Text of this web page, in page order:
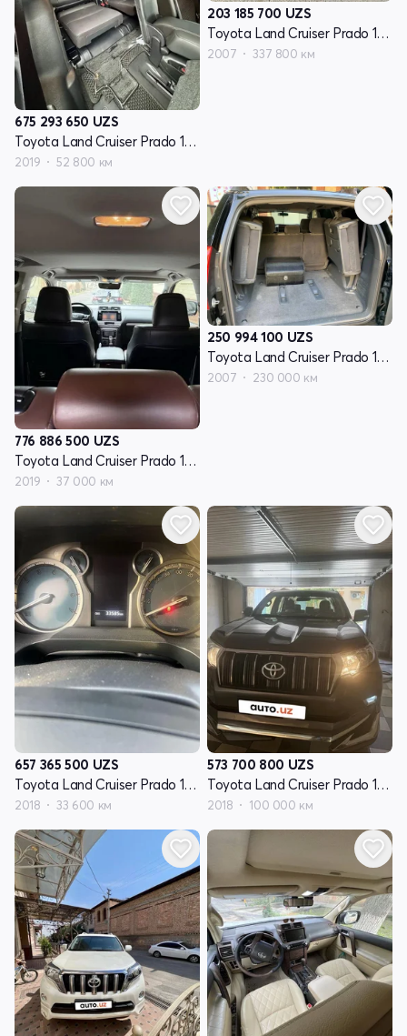
675 293 650 UZS
Toyota Land Cruiser Prado 150 Series рестайлинг 2
2019 52 800 км
203 185 700 UZS
Toyota Land Cruiser Prado 120 Series рестайлинг
2007 337 800 км
776 886 500 UZS
Toyota Land Cruiser Prado 150 Series рестайлинг 2
2019 37 000 км
250 994 100 UZS
Toyota Land Cruiser Prado 120 Series рестайлинг
2007 230 000 км
657 365 500 UZS
Toyota Land Cruiser Prado 150 Series рестайлинг 2
2018 33 600 км
573 700 800 UZS
Toyota Land Cruiser Prado 150 Series рестайлинг 2
2018 100 000 км